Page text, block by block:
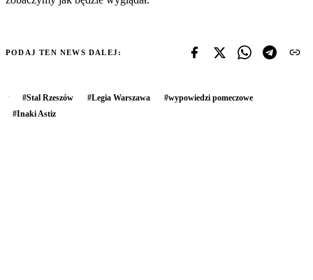
PODAJ TEN NEWS DALEJ:
#Stal Rzeszów #Legia Warszawa #wypowiedzi pomeczowe
#Inaki Astiz